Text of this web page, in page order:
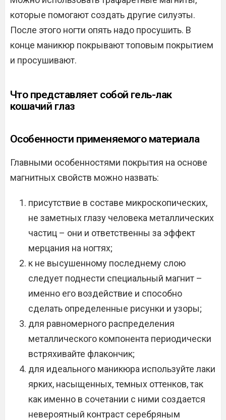
которые помогают создать другие силуэты.
После этого ногти опять надо просушить. В
конце маникюр покрывают топовым покрытием
и просушивают.
Что представляет собой гель-лак
кошачий глаз
Особенности применяемого материала
Главными особенностями покрытия на основе
магнитных свойств можно назвать:
присутствие в составе микроскопических,
не заметных глазу человека металлических
частиц – они и ответственны за эффект
мерцания на ногтях;
к не высушенному последнему слою
следует поднести специальный магнит –
именно его воздействие и способно
сделать определенные рисунки и узоры;
для равномерного распределения
металлического компонента периодически
встряхивайте флакончик;
для идеального маникюра используйте лаки
ярких, насыщенных, темных оттенков, так
как именно в сочетании с ними создается
невероятный контраст серебряным